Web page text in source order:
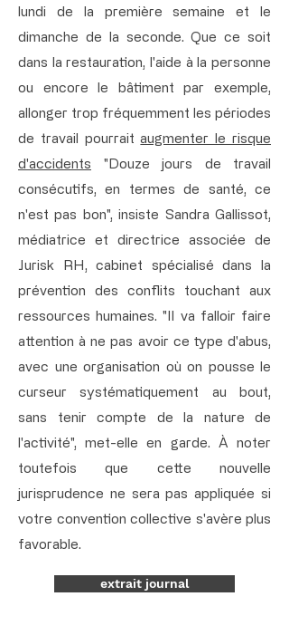
lundi de la première semaine et le
dimanche de la seconde. Que ce soit
dans la restauration, l'aide à la personne
ou encore le bâtiment par exemple,
allonger trop fréquemment les périodes
de travail pourraitaugmenter le risque
d'accidents "Douze jours de travail
consécutifs, en termes de santé, ce
n'est pas bon", insiste Sandra Gallissot,
médiatrice et directrice associée de
Jurisk RH, cabinet spécialisé dans la
prévention des conflits touchant aux
ressources humaines. "Il va falloir faire
attention à ne pas avoir ce type d'abus,
avec une organisation où on pousse le
curseur systématiquement au bout,
sans tenir compte de la nature de
l'activité", met-elle en garde. À noter
toutefois que cette nouvelle
jurisprudence ne sera pas appliquée si
votre convention collective s'avère plus
favorable.
extrait journal